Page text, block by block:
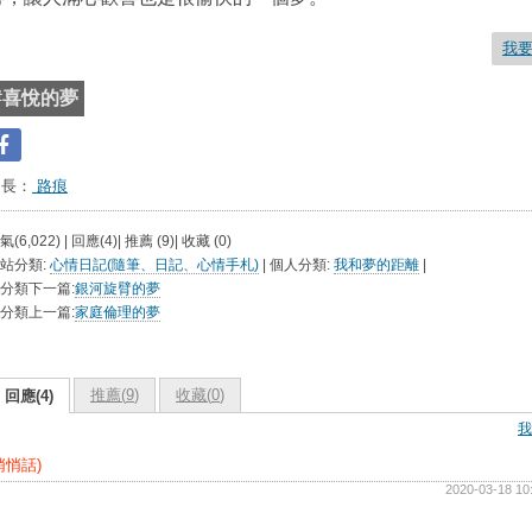
我
喜悅的夢
： 路痕
(6,022) | 回應(4)| 推薦 (9)| 收藏 (0)
分類: 心情日記(隨筆、日記、心情手札) | 個人分類: 我和夢的距離
類下一篇:銀河旋臂的夢
類上一篇:家庭倫理的夢
回應(4) 推薦(9) 收藏(0)
悄話)
2020-03-18